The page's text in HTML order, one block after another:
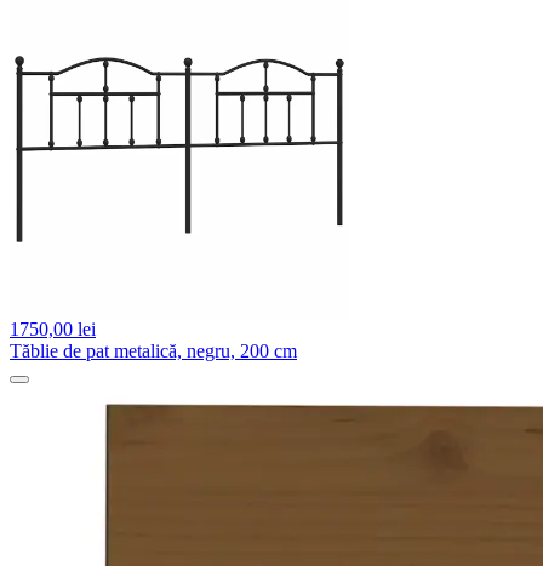
1750,00 lei
Tăblie de pat metalică, negru, 200 cm